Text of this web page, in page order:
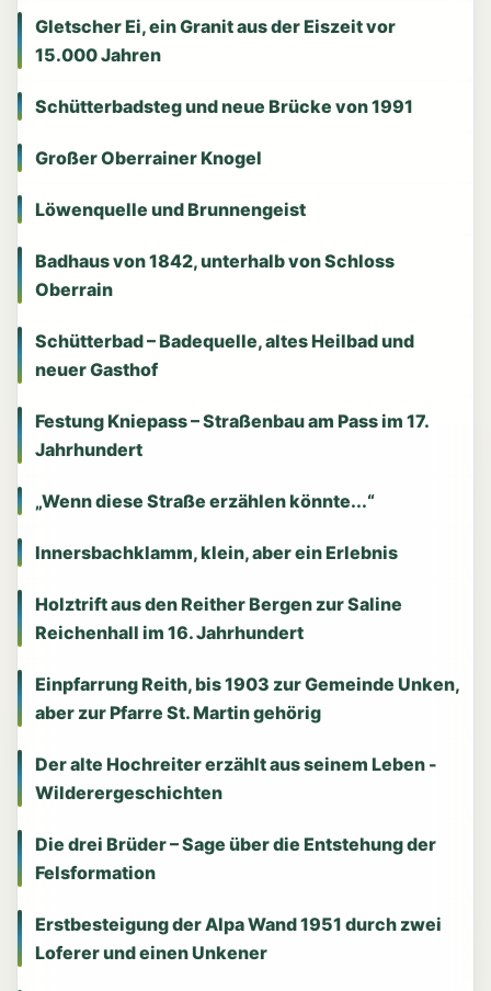
Gletscher Ei, ein Granit aus der Eiszeit vor
15.000 Jahren
Schütterbadsteg und neue Brücke von 1991
Großer Oberrainer Knogel
Löwenquelle und Brunnengeist
Badhaus von 1842, unterhalb von Schloss
Oberrain
Schütterbad – Badequelle, altes Heilbad und
neuer Gasthof
Festung Kniepass – Straßenbau am Pass im 17.
Jahrhundert
„Wenn diese Straße erzählen könnte...“
Innersbachklamm, klein, aber ein Erlebnis
Holztrift aus den Reither Bergen zur Saline
Reichenhall im 16. Jahrhundert
Einpfarrung Reith, bis 1903 zur Gemeinde Unken,
aber zur Pfarre St. Martin gehörig
Der alte Hochreiter erzählt aus seinem Leben -
Wilderergeschichten
Die drei Brüder – Sage über die Entstehung der
Felsformation
Erstbesteigung der Alpa Wand 1951 durch zwei
Loferer und einen Unkener